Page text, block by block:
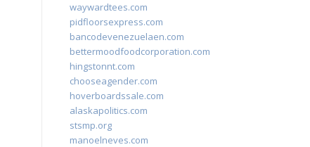
waywardtees.com
pidfloorsexpress.com
bancodevenezuelaen.com
bettermoodfoodcorporation.com
hingstonnt.com
chooseagender.com
hoverboardssale.com
alaskapolitics.com
stsmp.org
manoelneves.com